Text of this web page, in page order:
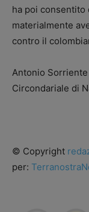
ha poi
materialmente
contro il
Antonio
Circondariale di
© Copyright
per: